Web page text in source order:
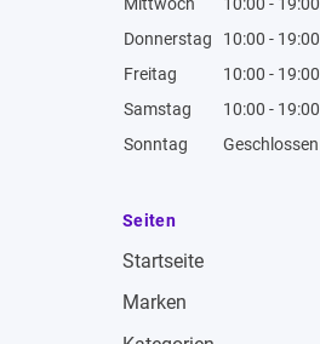
Donnerstag
10:00 - 19:00
Freitag
10:00 - 19:00
Samstag
10:00 - 19:00
Sonntag
Geschlossen
Seiten
Startseite
Marken